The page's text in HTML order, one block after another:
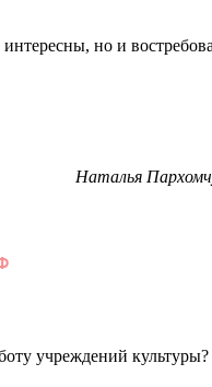
но и
Наталья
учреждений культуры?